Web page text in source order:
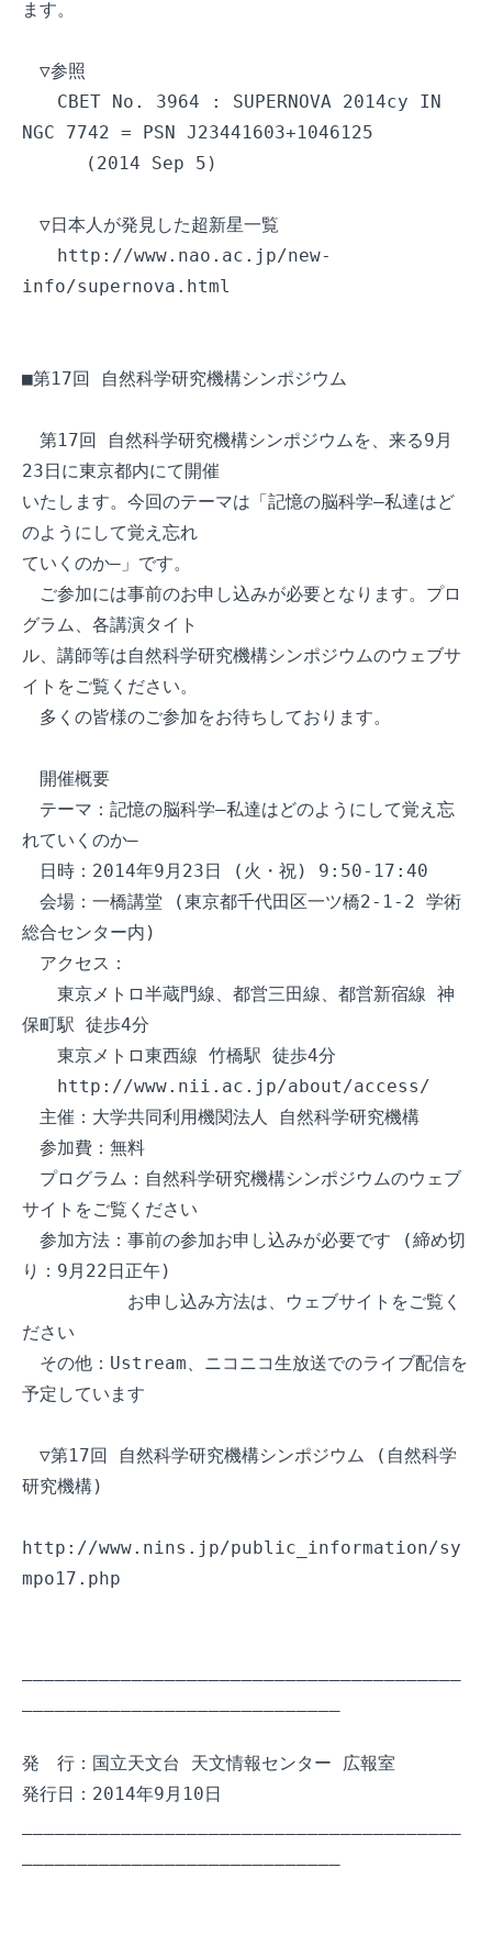
ます。
▽参照
CBET No. 3964 : SUPERNOVA 2014cy IN
NGC 7742 = PSN J23441603+1046125
(2014 Sep 5)
▽日本人が発見した超新星一覧
http://www.nao.ac.jp/new-
info/supernova.html
■第17回 自然科学研究機構シンポジウム
第17回 自然科学研究機構シンポジウムを、来る9月
23日に東京都内にて開催
いたします。今回のテーマは「記憶の脳科学―私達はど
のようにして覚え忘れ
ていくのか―」です。
ご参加には事前のお申し込みが必要となります。プロ
グラム、各講演タイト
ル、講師等は自然科学研究機構シンポジウムのウェブサ
イトをご覧ください。
多くの皆様のご参加をお待ちしております。
開催概要
テーマ：記憶の脳科学―私達はどのようにして覚え忘
れていくのか―
日時：2014年9月23日 (火・祝) 9:50-17:40
会場：一橋講堂 (東京都千代田区一ツ橋2-1-2 学術
総合センター内)
アクセス：
東京メトロ半蔵門線、都営三田線、都営新宿線 神
保町駅 徒歩4分
東京メトロ東西線 竹橋駅 徒歩4分
http://www.nii.ac.jp/about/access/
主催：大学共同利用機関法人 自然科学研究機構
参加費：無料
プログラム：自然科学研究機構シンポジウムのウェブ
サイトをご覧ください
参加方法：事前の参加お申し込みが必要です (締め切
り：9月22日正午)
お申し込み方法は、ウェブサイトをご覧く
ださい
その他：Ustream、ニコニコ生放送でのライブ配信を
予定しています
▽第17回 自然科学研究機構シンポジウム (自然科学
研究機構)
http://www.nins.jp/public_information/sy
mpo17.php
発　行：国立天文台 天文情報センター 広報室
発行日：2014年9月10日